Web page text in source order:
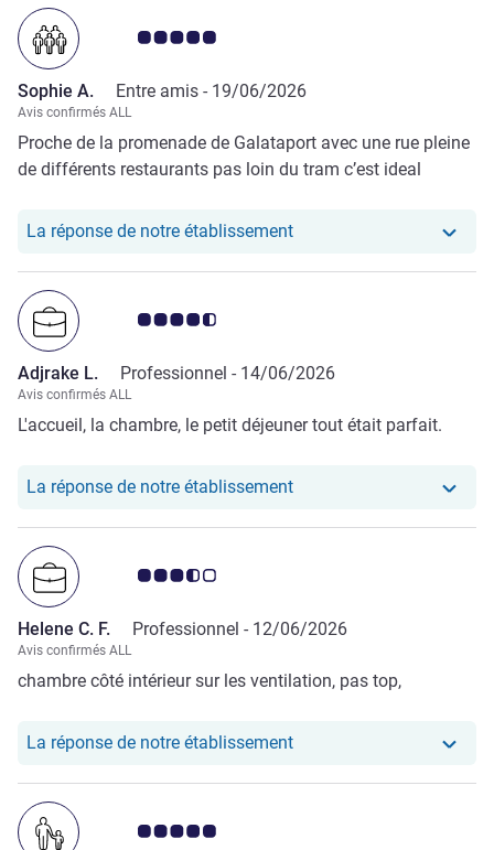
pieds (tour de Galata, Taksim, quartier Eminönü et
Sultanahmet … Je recommande cet hôtel à 100%.
Note Avis clients 5.0/5
Sophie A. Entre amis - 19/06/2026
Avis confirmés ALL
Proche de la promenade de Galataport avec une rue pleine
de différents restaurants pas loin du tram c’est ideal
La réponse de notre établissementNotre hôtel a repondu au
Note Avis clients 4.5/5
Adjrake L. Professionnel - 14/06/2026
Avis confirmés ALL
L'accueil, la chambre, le petit déjeuner tout était parfait.
La réponse de notre établissementNotre hôtel a repondu au
Note Avis clients 3.5/5
Helene C. F. Professionnel - 12/06/2026
Avis confirmés ALL
chambre côté intérieur sur les ventilation, pas top,
La réponse de notre établissementNotre hôtel a repondu au
Note Avis clients 5.0/5